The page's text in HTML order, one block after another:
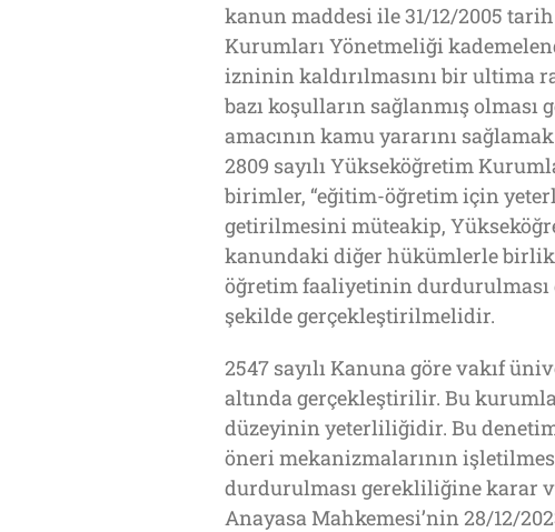
kanun maddesi ile 31/12/2005 tarih
Kurumları Yönetmeliği
izninin kaldırılmasını bir ultima
bazı koşulların sağlanmış
amacının kamu yararını
2809 sayılı Yükseköğretim
birimler, “eğitim-öğretim için
getirilmesini müteakip,
kanundaki diğer hükümlerle
öğretim faaliyetinin
şekilde gerçekleştirilmelidir.
2547 sayılı Kanuna göre vakıf
altında gerçekleştirilir. Bu
düzeyinin yeterliliğidir. Bu denetim
öneri mekanizmalarının
durdurulması gerekliliğine karar
Anayasa Mahkemesi’nin 28/12/